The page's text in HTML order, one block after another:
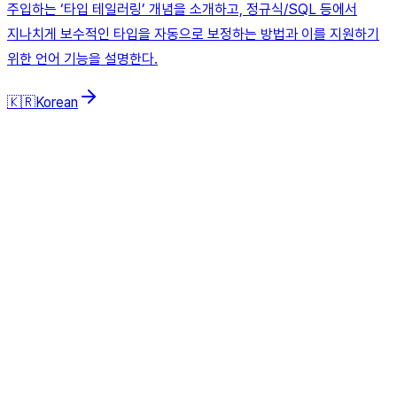
주입하는 ‘타입 테일러링’ 개념을 소개하고, 정규식/SQL 등에서
지나치게 보수적인 타입을 자동으로 보정하는 방법과 이를 지원하기
위한 언어 기능을 설명한다.
🇰🇷Korean